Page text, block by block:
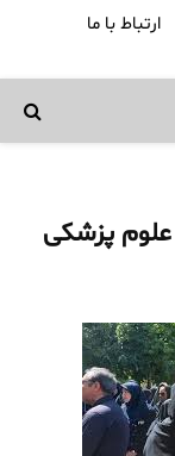
ارتباط با ما
علوم پزشکی